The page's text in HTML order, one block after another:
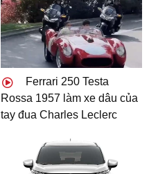
Ferrari 250 Testa
Rossa 1957 làm xe dâu của
tay đua Charles Leclerc